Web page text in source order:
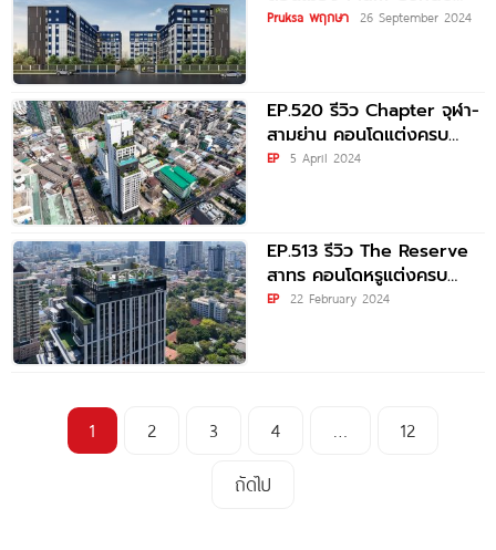
Chaengwattana-
สาย* เริ่ม
Pruksa พฤกษา 26 September 2024
EP.520 รีวิว Chapter จุฬา-
สามย่าน คอนโดแต่งครบ
พร้อมอยู่ พร้อมส่วนกลาง
EP 5 April 2024
EP.513 รีวิว The Reserve
สาทร คอนโดหรูแต่งครบ
พร้อมอยู่ ในซอยสวนพลู เป็น
EP 22 February 2024
1 2 3 4 …
12
ถัดไป